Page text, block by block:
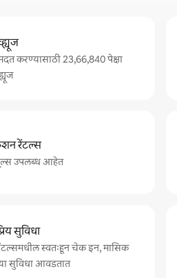
करण्यासाठी 23,66,840 पेक्षा
रेंटल्स
पूल्स उपलब्ध आहेत
सुविधा
स्वतःहून चेक इन, मासिक
सुविधा आवडतात